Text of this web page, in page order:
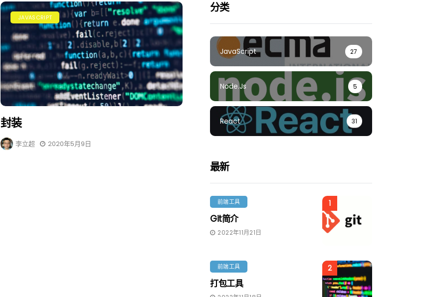
JAVASCRIPT
封装
李立超 2020年5月9日
分类
JavaScript 27
Node.js 5
React 31
最新
1
前端工具
Git简介
2022年11月21日
2
前端工具
打包工具